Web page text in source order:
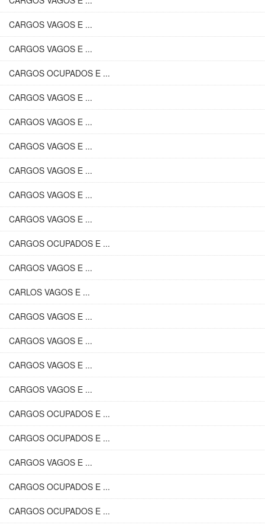
CARGOS VAGOS E ...
CARGOS VAGOS E ...
CARGOS OCUPADOS E ...
CARGOS VAGOS E ...
CARGOS VAGOS E ...
CARGOS VAGOS E ...
CARGOS VAGOS E ...
CARGOS VAGOS E ...
CARGOS VAGOS E ...
CARGOS OCUPADOS E ...
CARGOS VAGOS E ...
CARLOS VAGOS E ...
CARGOS VAGOS E ...
CARGOS VAGOS E ...
CARGOS VAGOS E ...
CARGOS VAGOS E ...
CARGOS OCUPADOS E ...
CARGOS OCUPADOS E ...
CARGOS VAGOS E ...
CARGOS OCUPADOS E ...
CARGOS OCUPADOS E ...